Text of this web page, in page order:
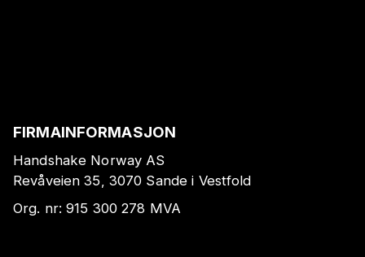
FIRMAINFORMASJON
Handshake Norway AS
Revåveien 35, 3070 Sande i Vestfold
Org. nr:915 300 278 MVA